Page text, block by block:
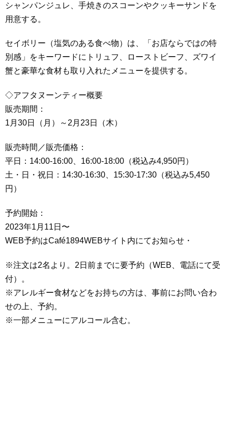
シャンパンジュレ、手焼きのスコーンやクッキーサンドを
用意する。
セイボリー（塩気のある食べ物）は、「お店ならではの特
別感」をキーワードにトリュフ、ローストビーフ、ズワイ
蟹と豪華な食材も取り入れたメニューを提供する。
◇アフタヌーンティー概要
販売期間：
1月30日（月）～2月23日（木）
販売時間／販売価格：
平日：14:00-16:00、16:00-18:00（税込み4,950円）
土・日・祝日：14:30-16:30、15:30-17:30（税込み5,450
円）
予約開始：
2023年1月11日〜
WEB予約はCafé1894WEBサイト内にてお知らせ・
※注文は2名より。2日前までに要予約（WEB、電話にて受
付）。
※アレルギー食材などをお持ちの方は、事前にお問い合わ
せの上、予約。
※一部メニューにアルコール含む。